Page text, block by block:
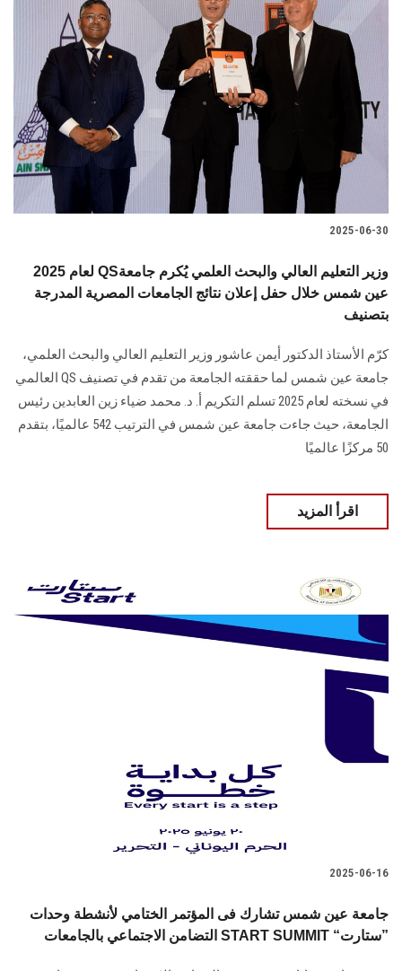
2025-06-30
لعام 2025 QSوزير التعليم العالي والبحث العلمي يُكرم جامعة
عين شمس خلال حفل إعلان نتائج الجامعات المصرية المدرجة
بتصنيف
كرّم الأستاذ الدكتور أيمن عاشور وزير التعليم العالي والبحث العلمي،
جامعة عين شمس لما حققته الجامعة من تقدم في تصنيف QS العالمي
في نسخته لعام 2025 تسلم التكريم أ. د. محمد ضياء زين العابدين رئيس
الجامعة، حيث جاءت جامعة عين شمس في الترتيب 542 عالميًا، بتقدم
50 مركزًا عالميًا
اقرأ المزيد
2025-06-16
جامعة عين شمس تشارك فى المؤتمر الختامي لأنشطة وحدات
التضامن الاجتماعي بالجامعات START SUMMIT “ستارت”